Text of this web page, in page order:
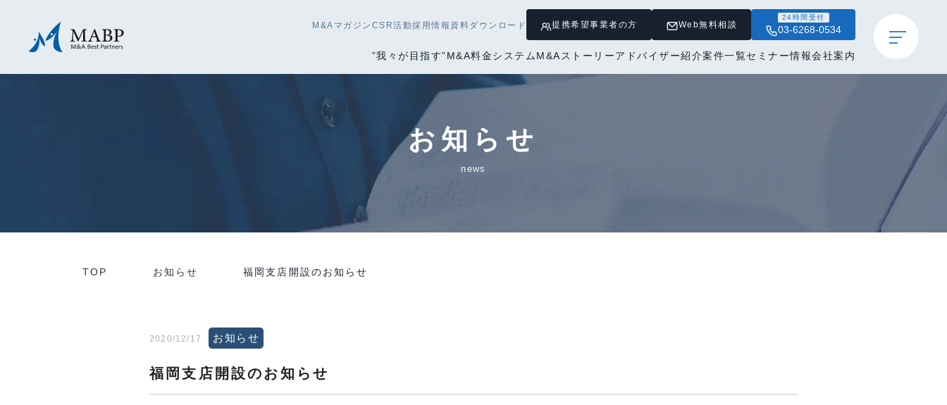
M&Aマガジン CSR活動採用情報 資料ダウンロード 提携希望事業者の方 Web無料相談
24時間受付
03-6268-0534
”我々が目指す”M&A料金システム M&Aストーリーアドバイザー紹介案件一覧セミナー情報会社案内
お知らせ
news
TOP お知らせ 福岡支店開設のお知らせ
2020/12/17 お知らせ
福岡支店開設のお知らせ